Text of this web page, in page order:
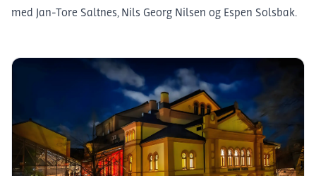
med Jan-Tore Saltnes, Nils Georg Nilsen og Espen Solsbak.